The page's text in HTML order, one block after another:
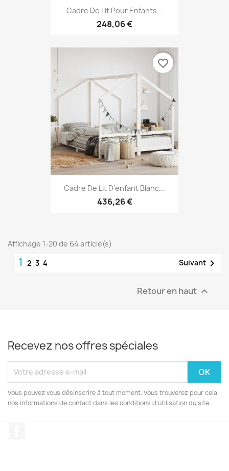
Cadre De Lit Pour Enfants...
248,06 €
Cadre De Lit D'enfant Blanc...
436,26 €
favorite_border
Affichage 1-20 de 64 article(s)
1 2 3 4 Suivant 
Retour en haut 
Recevez nos offres spéciales
Vous pouvez vous désinscrire à tout moment. Vous trouverez pour cela
nos informations de contact dans les conditions d'utilisation du site.